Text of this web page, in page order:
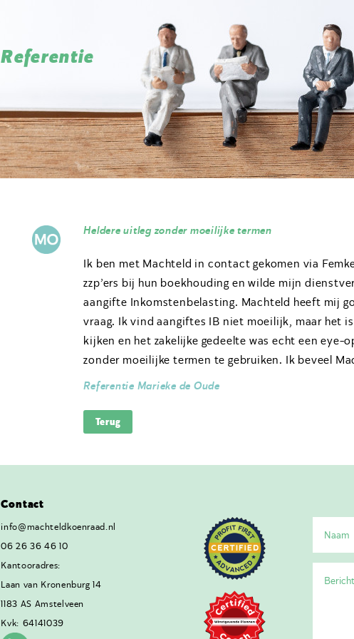
Referentie
Heldere uitleg zonder moeilijke termen
Ik ben met Machteld in contact gekomen via
zzp’ers bij hun boekhouding en wilde mijn
aangifte Inkomstenbelasting. Machteld heeft mij
vraag. Ik vind aangiftes IB niet moeilijk, maar het
kijken en het zakelijke gedeelte was echt een eye-
zonder moeilijke termen te gebruiken. Ik beveel
Referentie Marieke de Oude
Terug
Contact
info@machteldkoenraad.nl
06 26 36 46 10
Kantooradres:
Laan van Kronenburg 14
1183 AS Amstelveen
Kvk: 64141039